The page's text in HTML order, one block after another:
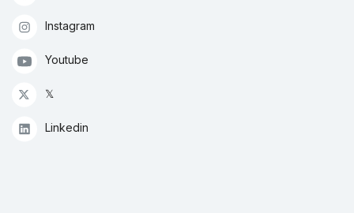
Instagram
Youtube
𝕏
Linkedin